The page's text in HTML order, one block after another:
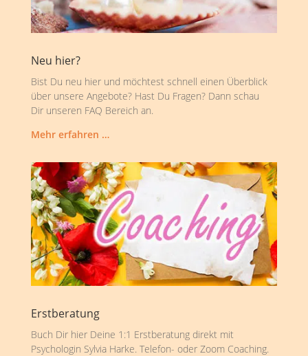
Neu hier?
Bist Du neu hier und möchtest schnell einen Überblick
über unsere Angebote? Hast Du Fragen? Dann schau
Dir unseren FAQ Bereich an.
Mehr erfahren …
Erstberatung
Buch Dir hier Deine 1:1 Erstberatung direkt mit
Psychologin Sylvia Harke. Telefon- oder Zoom Coaching.